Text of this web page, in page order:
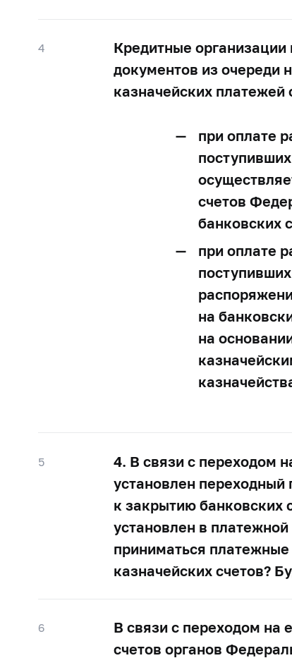
4
Кредитные организации
документов из очереди
казначейских платежей
при оплате
счетов
банковских
при оплате
на
на
5
4. В связи с переходом
установлен
к закрытию банковских
установлен в
приниматься
казначейских счетов?
6
В связи с переходом на
счетов органов